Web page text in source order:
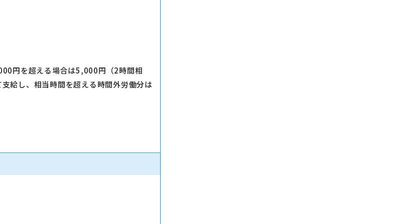
円を超える場合は5,000円（2時間相
給し、相当時間を超える時間外労働分は